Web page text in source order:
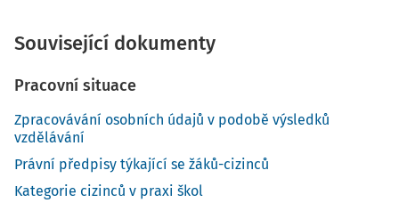
Související dokumenty
Pracovní situace
Zpracovávání osobních údajů v podobě výsledků
vzdělávání
Právní předpisy týkající se žáků-cizinců
Kategorie cizinců v praxi škol